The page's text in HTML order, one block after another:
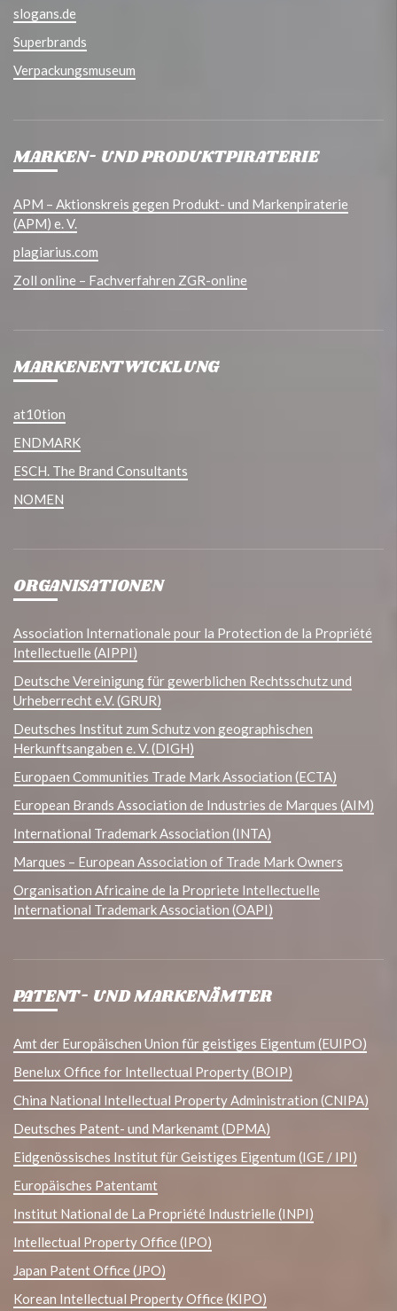
slogans.de
Superbrands
Verpackungsmuseum
MARKEN- UND PRODUKTPIRATERIE
APM – Aktionskreis gegen Produkt- und Markenpiraterie
(APM) e. V.
plagiarius.com
Zoll online – Fachverfahren ZGR-online
MARKENENTWICKLUNG
at10tion
ENDMARK
ESCH. The Brand Consultants
NOMEN
ORGANISATIONEN
Association Internationale pour la Protection de la Propriété
Intellectuelle (AIPPI)
Deutsche Vereinigung für gewerblichen Rechtsschutz und
Urheberrecht e.V. (GRUR)
Deutsches Institut zum Schutz von geographischen
Herkunftsangaben e. V. (DIGH)
Europaen Communities Trade Mark Association (ECTA)
European Brands Association de Industries de Marques (AIM)
International Trademark Association (INTA)
Marques – European Association of Trade Mark Owners
Organisation Africaine de la Propriete Intellectuelle
International Trademark Association (OAPI)
PATENT- UND MARKENÄMTER
Amt der Europäischen Union für geistiges Eigentum (EUIPO)
Benelux Office for Intellectual Property (BOIP)
China National Intellectual Property Administration (CNIPA)
Deutsches Patent- und Markenamt (DPMA)
Eidgenössisches Institut für Geistiges Eigentum (IGE / IPI)
Europäisches Patentamt
Institut National de La Propriété Industrielle (INPI)
Intellectual Property Office (IPO)
Japan Patent Office (JPO)
Korean Intellectual Property Office (KIPO)